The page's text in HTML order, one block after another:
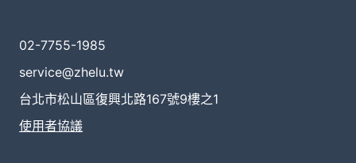
02-7755-1985
service@zhelu.tw
台北市松山區復興北路167號9樓之1
使用者協議